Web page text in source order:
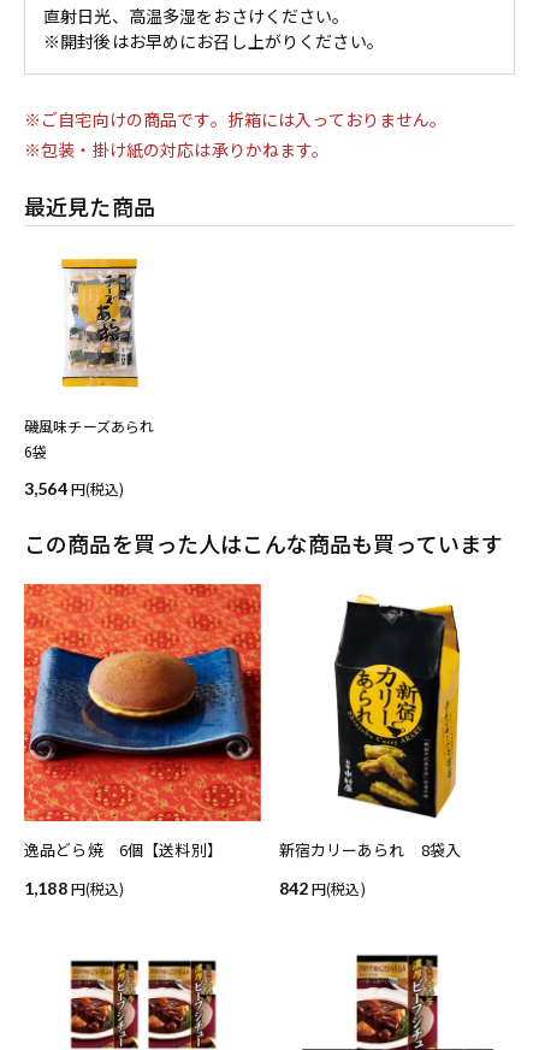
直射日光、高温多湿をおさけください。
※開封後はお早めにお召し上がりください。
※ご自宅向けの商品です。折箱には入っておりません。
※包装・掛け紙の対応は承りかねます。
最近見た商品
磯風味チーズあられ
6袋
3,564
(税込)
この商品を買った人はこんな商品も買っています
逸品どら焼 6個【送料別】
1,188 (税込)
新宿カリーあられ 8袋入
842 (税込)